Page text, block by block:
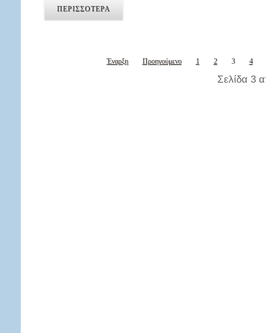
ΠΕΡΙΣΣΟΤΕΡΑ
Έναρξη Προηγούμενο 1 2 3 4
Σελίδα 3